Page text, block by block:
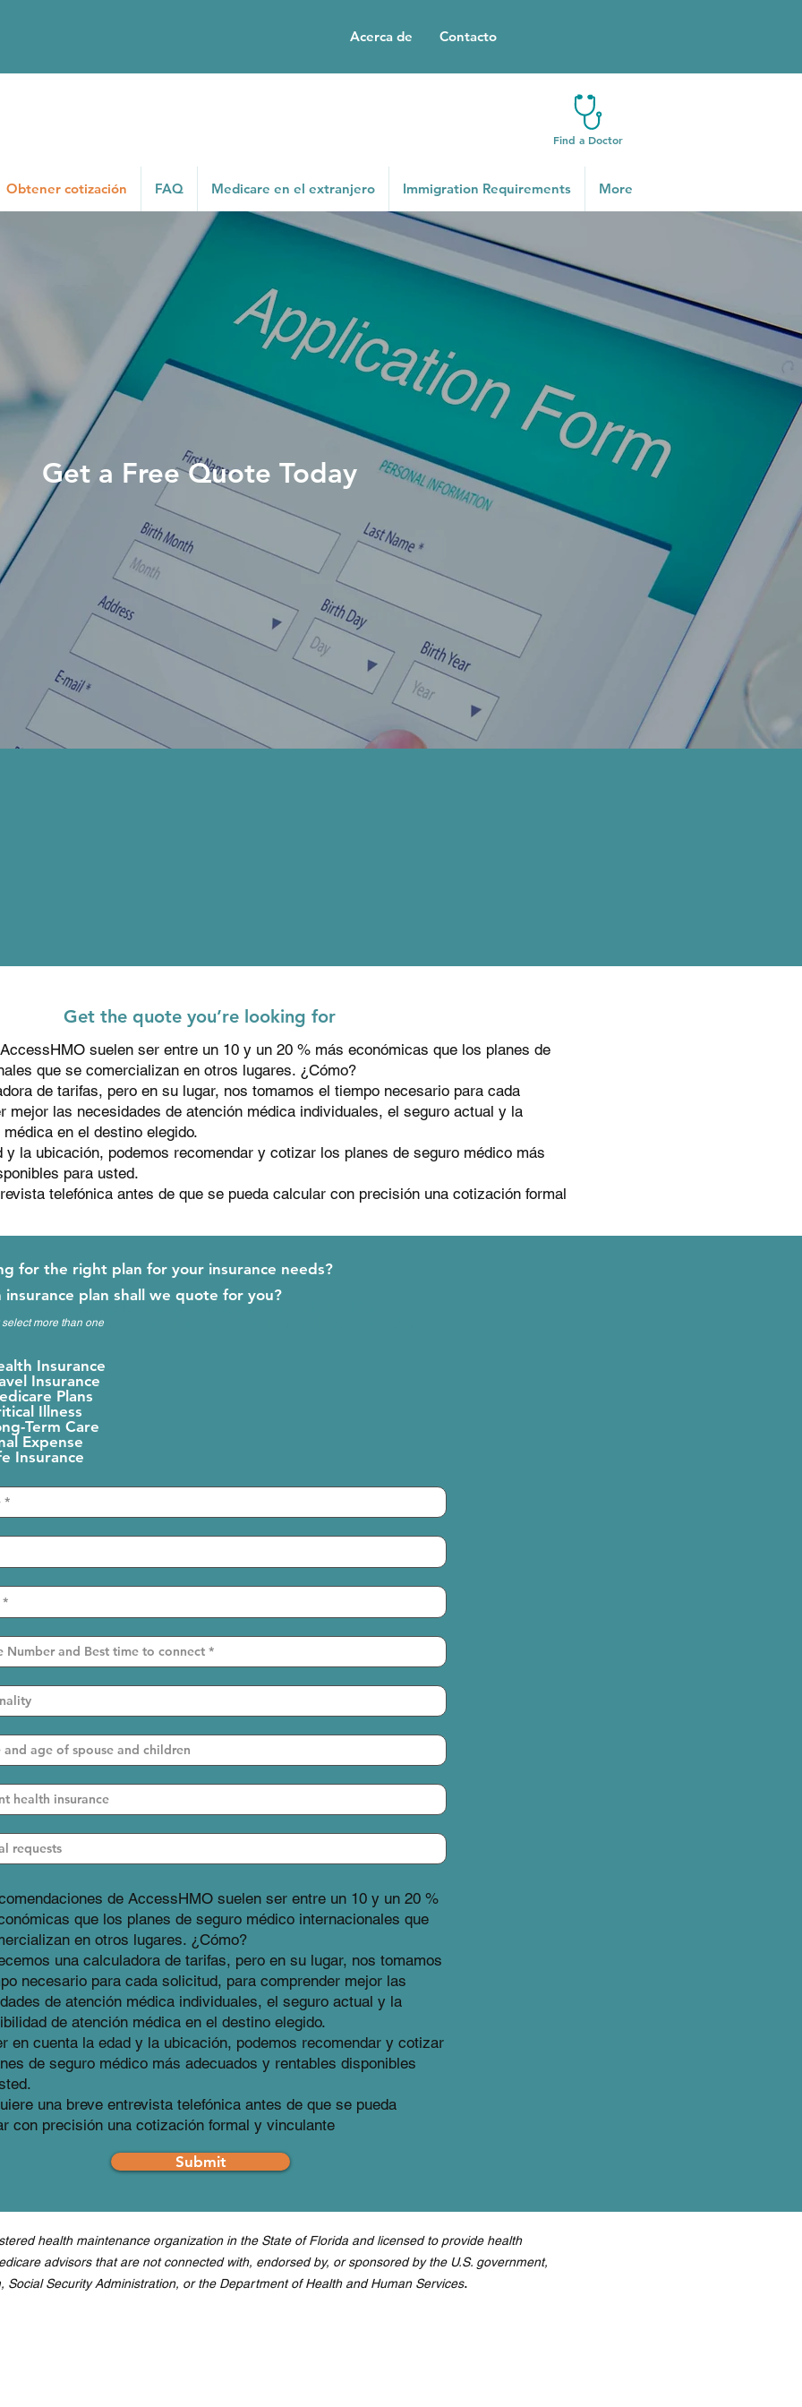
Acerca de Contacto
Find a Doctor
Obtener cotización FAQ Medicare en el extranjero Immigration Requirements More
Get a Free Quote Today
Get the quote you’re looking for
suelen ser entre un 10 y un 20 % más económicas que los planes de
que se comercializan en otros lugares. ¿Cómo?
de tarifas, pero en su lugar, nos tomamos el tiempo necesario para cada
mejor las necesidades de atención médica individuales, el seguro actual y la
en el destino elegido.
y la ubicación, podemos recomendar y cotizar los planes de seguro médico más
para usted.
telefónica antes de que se pueda calcular con precisión una cotización formal
for the right plan for your insurance needs? Which
shall we quote for you? You may select more than
Insurance
Insurance
Plans
Illness
Term Care
Expense
Insurance
for the right plan for your insurance needs?
insurance plan shall we quote for you?
select more than one
de AccessHMO suelen ser entre un 10 y un 20 %
que los planes de seguro médico internacionales que
en otros lugares. ¿Cómo?
una calculadora de tarifas, pero en su lugar, nos tomamos
necesario para cada solicitud, para comprender mejor las
de atención médica individuales, el seguro actual y la
de atención médica en el destino elegido.
en cuenta la edad y la ubicación, podemos recomendar y cotizar
de seguro médico más adecuados y rentables disponibles
una breve entrevista telefónica antes de que se pueda
con precisión una cotización formal y vinculante
Submit
health maintenance organization in the State of Florida and licensed to provide health
advisors that are not connected with, endorsed by, or sponsored by the U.S. government,
Social Security Administration, or the Department of Health and Human Services.